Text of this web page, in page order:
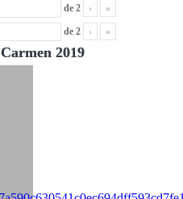
de 2 › »
de 2 › »
2019